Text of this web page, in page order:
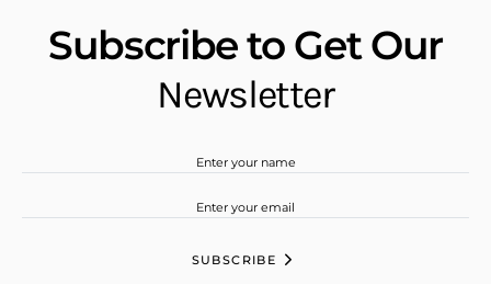
Subscribe to Get Our
Newsletter
SUBSCRIBE